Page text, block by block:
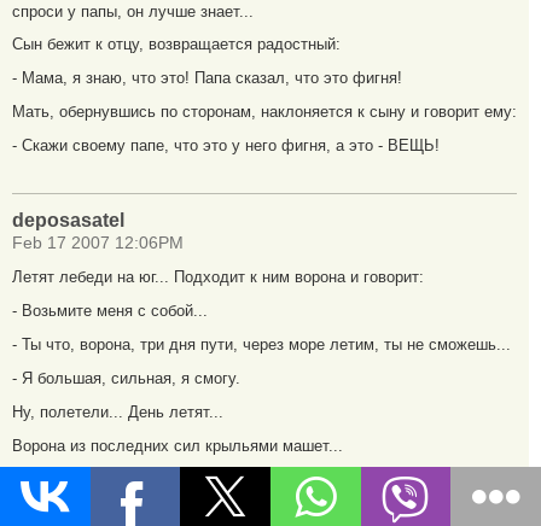
спроси у папы, он лучше знает...
Сын бежит к отцу, возвращается радостный:
- Мама, я знаю, что это! Папа сказал, что это фигня!
Мать, обернувшись по сторонам, наклоняется к сыну и говорит ему:
- Скажи своему папе, что это у него фигня, а это - ВЕЩЬ!
deposasatel
Feb 17 2007 12:06PM
Летят лебеди на юг... Подходит к ним ворона и говорит:
- Возьмите меня с собой...
- Ты что, ворона, три дня пути, через море летим, ты не сможешь...
- Я большая, сильная, я смогу.
Ну, полетели... День летят...
Ворона из последних сил крыльями машет...
Остановились ночевать. Лебеди:
- Подумай, ворона, завтра через море полетим, оставайся...